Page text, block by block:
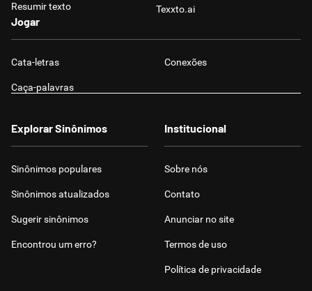
Resumir texto Texxto.ai
Jogar
Cata-letras Conexões
Caça-palavras
Explorar Sinônimos
Sinônimos populares
Sinônimos atualizados
Sugerir sinônimos
Encontrou um erro?
Institucional
Sobre nós
Contato
Anunciar no site
Termos de uso
Política de privacidade